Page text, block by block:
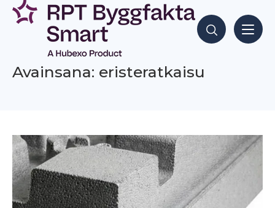
Siirry
sisältöön
Hae sisältöjä
Avainsana: eristeratkaisu